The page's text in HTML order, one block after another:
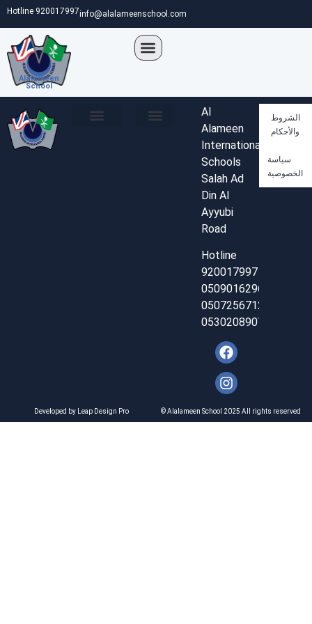
Hotline 920017997info@alalameenschool.com
Alalameen
School
Al
Alameen
International
Schools
Salah Ad
Din Al
Ayyubi
Road
Hotline
920017997
0509016296
0507256712
0530208907
الشروط
والأحكام
سياسة
الخصوصية
Developed by Leap Design Pro © Alalameen School 2025 All rights reserved